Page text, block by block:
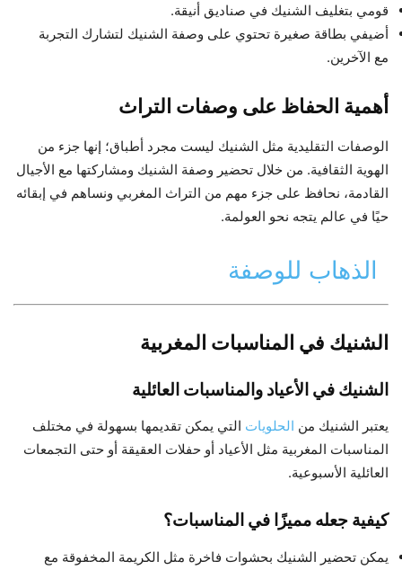
قومي بتغليف الشنيك في صناديق أنيقة.
أضيفي بطاقة صغيرة تحتوي على وصفة الشنيك لتشارك التجربة
مع الآخرين.
أهمية الحفاظ على وصفات التراث
الوصفات التقليدية مثل الشنيك ليست مجرد أطباق؛ إنها جزء من
الهوية الثقافية. من خلال تحضير وصفة الشنيك ومشاركتها مع الأجيال
القادمة، نحافظ على جزء مهم من التراث المغربي ونساهم في إبقائه
حيًا في عالم يتجه نحو العولمة.
الذهاب للوصفة
الشنيك في المناسبات المغربية
الشنيك في الأعياد والمناسبات العائلية
يعتبر الشنيك من الحلويات التي يمكن تقديمها بسهولة في مختلف
المناسبات المغربية مثل الأعياد أو حفلات العقيقة أو حتى التجمعات
العائلية الأسبوعية.
كيفية جعله مميزًا في المناسبات؟
يمكن تحضير الشنيك بحشوات فاخرة مثل الكريمة المخفوقة مع